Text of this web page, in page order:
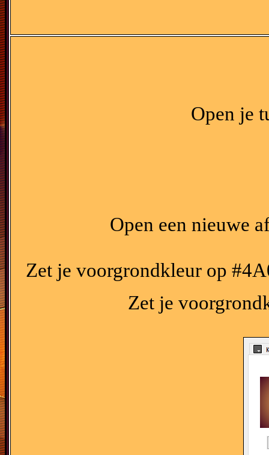
Open je
Open een nieuwe
Zet je voorgrondkleur op
Zet je